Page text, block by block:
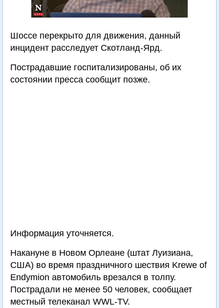
Шоссе перекрыто для движения, данный
инцидент расследует Скотланд-Ярд.
Пострадавшие госпитализированы, об их
состоянии пресса сообщит позже.
Информация уточняется.
Накануне в Новом Орлеане (штат Луизиана,
США) во время праздничного шествия Krewe of
Endymion автомобиль врезался в толпу.
Пострадали не менее 50 человек, сообщает
местный телеканал WWL-TV.